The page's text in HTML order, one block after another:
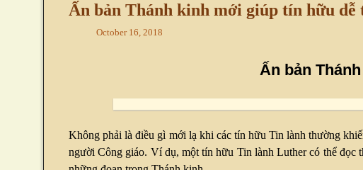
Ấn bản Thánh kinh mới giúp tín hữu dễ
October 16, 2018
Ấn bản
Không phải là điều gì mới lạ khi các tín hữu Tin lành thường
người Công giáo. Ví dụ, một tín hữu Tin lành Luther có thể đọc